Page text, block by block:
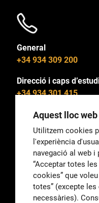
General
+34 934 309 200
Direcció i caps
+34 934 301 415
General
Informació
Aquest lloc
Utilitzem cookies
l'experiència
navegació al web
“Acceptar totes
cookies” que
totes” (excepte
necessàries).